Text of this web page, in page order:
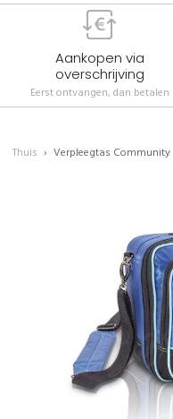
Aankopen via
overschrijving
Eerst ontvangen, dan betalen
Thuis Verpleegtas Community